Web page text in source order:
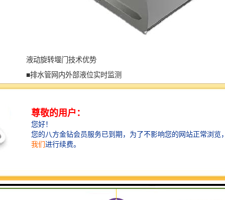
液动旋转堰门技术优势
■排水管网内外部液位实时监测
■特殊密封结构，实现四面零泄漏